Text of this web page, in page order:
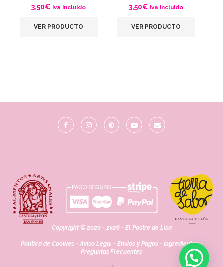
3,50€ Iva Incluido
VER PRODUCTO
3,50€ Iva Incluido
VER PRODUCTO
Copyright © 2020 - 2026 - El Postre de Lisa
Política de Cookies - Aviso Legal - Envíos y Pagos - Ingredientes-
Preguntas Frecuentes